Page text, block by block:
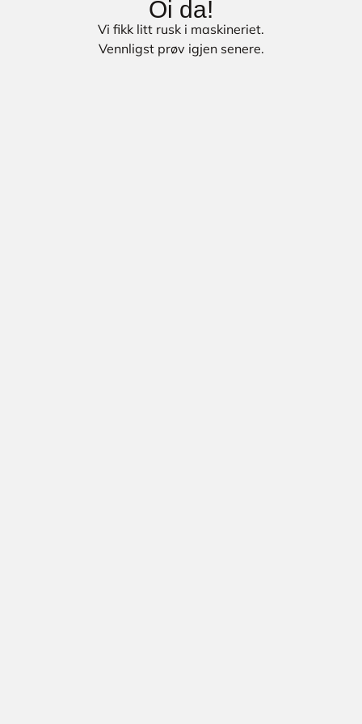
Oi da!
Vi fikk litt rusk i maskineriet.
Vennligst prøv igjen senere.